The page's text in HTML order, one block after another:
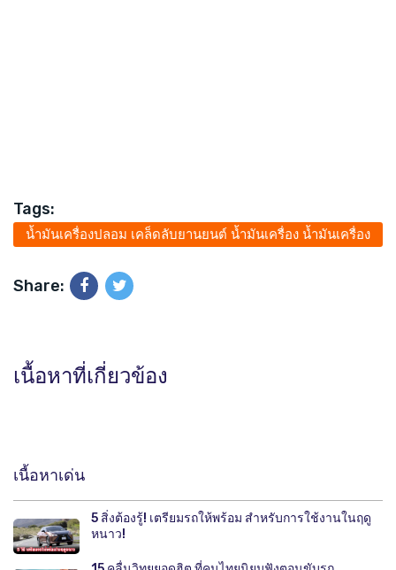
Tags:
น้ำมันเครื่องปลอม เคล็ดลับยานยนต์ น้ำมันเครื่อง น้ำมันเครื่อง
Share:
เนื้อหาที่เกี่ยวข้อง
เนื้อหาเด่น
5 สิ่งต้องรู้! เตรียมรถให้พร้อม สำหรับการใช้งานในฤดู
หนาว!